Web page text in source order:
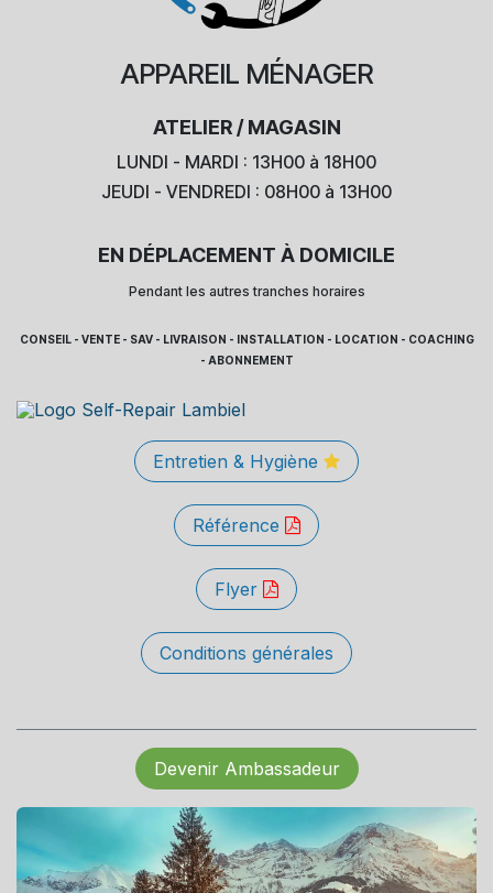
APPAREIL MÉNAGER
ATELIER / MAGASIN
LUNDI - MARDI : 13H00 à 18H00
JEUDI - VENDREDI : 08H00 à 13H00
EN DÉPLACEMENT À DOMICILE
Pendant les autres tranches horaires
CONSEIL - VENTE - SAV - LIVRAISON - INSTALLATION - LOCATION - COACHING
- ABONNEMENT
Entretien & Hygiène
Référence
Flyer
Conditions générales
Devenir Ambassadeur